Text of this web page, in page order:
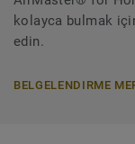
kolayca bulmak
edin.
BELGELENDIRME